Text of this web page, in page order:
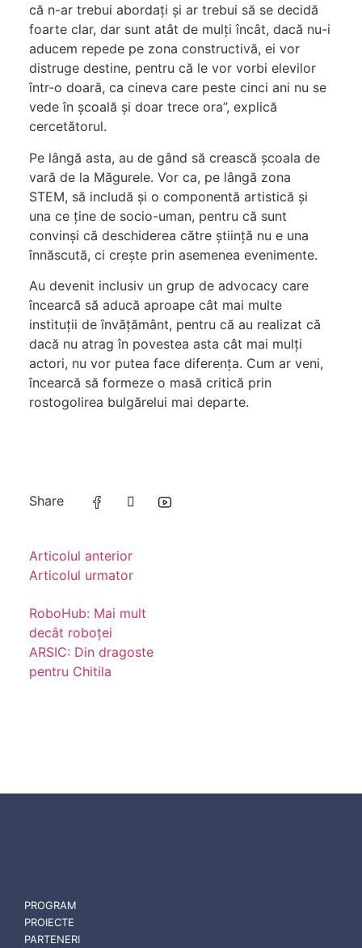
că n-ar trebui abordați și ar trebui să se decidă
foarte clar, dar sunt atât de mulți încât, dacă nu-i
aducem repede pe zona constructivă, ei vor
distruge destine, pentru că le vor vorbi elevilor
într-o doară, ca cineva care peste cinci ani nu se
vede în școală și doar trece ora”, explică
cercetătorul.
Pe lângă asta, au de gând să crească școala de
vară de la Măgurele. Vor ca, pe lângă zona
STEM, să includă și o componentă artistică și
una ce ține de socio-uman, pentru că sunt
convinși că deschiderea către știință nu e una
înnăscută, ci crește prin asemenea evenimente.
Au devenit inclusiv un grup de advocacy care
încearcă să aducă aproape cât mai multe
instituții de învățământ, pentru că au realizat că
dacă nu atrag în povestea asta cât mai mulți
actori, nu vor putea face diferența. Cum ar veni,
încearcă să formeze o masă critică prin
rostogolirea bulgărelui mai departe.
Share
Articolul anterior
Articolul urmator
RoboHub: Mai mult
decât roboței
ARSIC: Din dragoste
pentru Chitila
PROGRAM
PROIECTE
PARTENERI